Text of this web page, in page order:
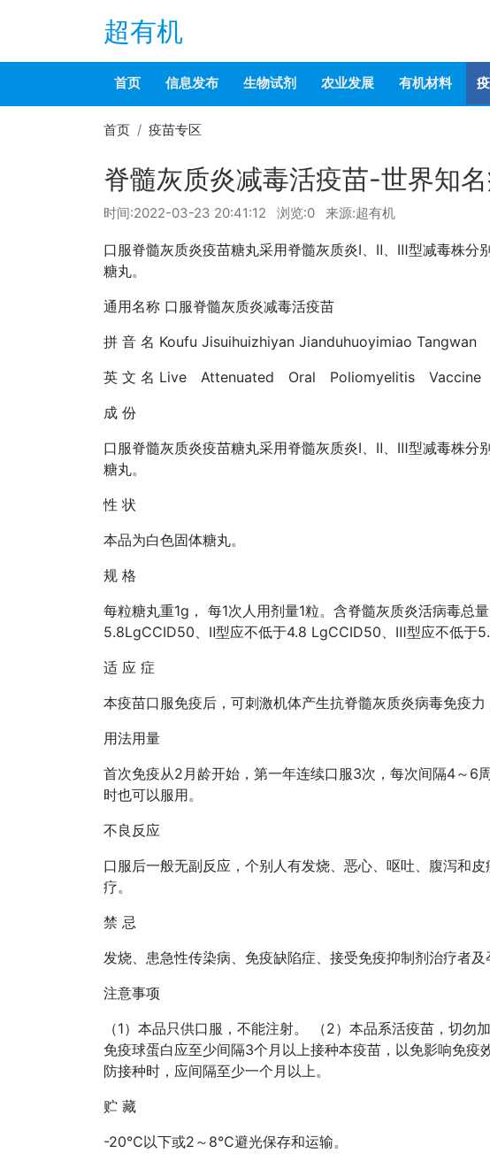
超有机
首页 信息发布 生物试剂 农业发展 有机材料
首页 疫苗专区
脊髓灰质炎减毒活疫苗-世界知
时间:2022-03-23 20:41:12 浏览:0 来源:超有机
口服脊髓灰质炎疫苗糖丸采用脊髓灰质炎Ⅰ、Ⅱ、Ⅲ型减毒株分
糖丸。
通用名称 口服脊髓灰质炎减毒活疫苗
拼 音 名 Koufu Jisuihuizhiyan Jianduhuoyimiao Tangwan
英 文 名 Live Attenuated Oral Poliomyelitis
成 份
口服脊髓灰质炎疫苗糖丸采用脊髓灰质炎Ⅰ、Ⅱ、Ⅲ型减毒株分
糖丸。
性 状
本品为白色固体糖丸。
规 格
每粒糖丸重1g， 每1次人用剂量1粒。含脊髓灰质炎活病毒总
5.8LgCCID50、Ⅱ型应不低于4.8 LgCCID50、Ⅲ型应不低于
适 应 症
本疫苗口服免疫后，可刺激机体产生抗脊髓灰质炎病毒免疫力
用法用量
首次免疫从2月龄开始，第一年连续口服3次，每次间隔4～6
时也可以服用。
不良反应
口服后一般无副反应，个别人有发烧、恶心、呕吐、腹泻和
疗。
禁 忌
发烧、患急性传染病、免疫缺陷症、接受免疫抑制剂治疗者及
注意事项
（1）本品只供口服，不能注射。 （2）本品系活疫苗，切
免疫球蛋白应至少间隔3个月以上接种本疫苗，以免影响免疫
防接种时，应间隔至少一个月以上。
贮 藏
-20℃以下或2～8℃避光保存和运输。